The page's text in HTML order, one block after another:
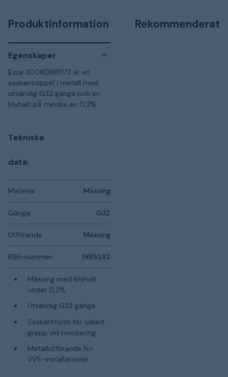
Produktinformation
Egenskaper
Ezze 3006069072 är en
sexkantnippel i metall med
utvändig G32 gänga och en
blyhalt på mindre än 0,2%.
Tekniska
data:
Material Mässing
Gänga G32
Utförande Mässing
RSK-nummer 1985282
Mässing med blyhalt
under 0,2%
Utvändig G32 gänga
Sexkantform för säkert
grepp vid montering
Metallutförande för
VVS-installationer
Rekommenderat